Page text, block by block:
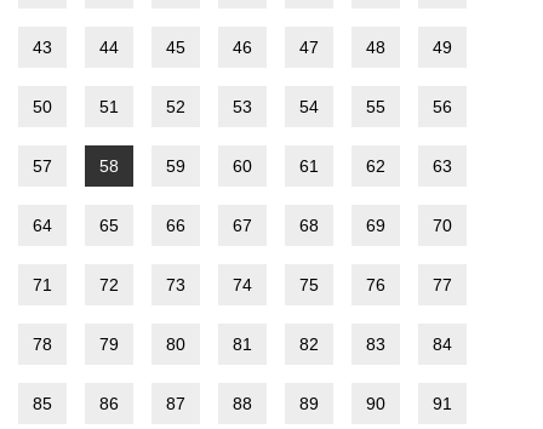
43 44 45 46 47 48 49
50 51 52 53 54 55 56
57 58 59 60 61 62 63
64 65 66 67 68 69 70
71 72 73 74 75 76 77
78 79 80 81 82 83 84
85 86 87 88 89 90 91